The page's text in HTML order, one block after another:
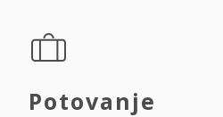
Potovanje